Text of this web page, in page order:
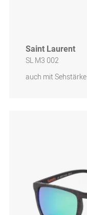
Saint Laurent
SL M3 002
auch mit Sehstärke